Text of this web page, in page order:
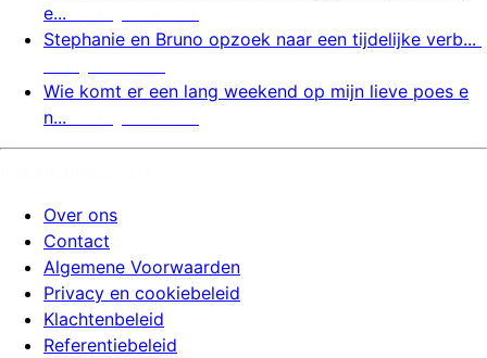
e...
Stephanie en Bruno opzoek naar een tijdelijke verb...
Wie komt er een lang weekend op mijn lieve poes e
n...
Over ons
Contact
Algemene Voorwaarden
Privacy en cookiebeleid
Klachtenbeleid
Referentiebeleid